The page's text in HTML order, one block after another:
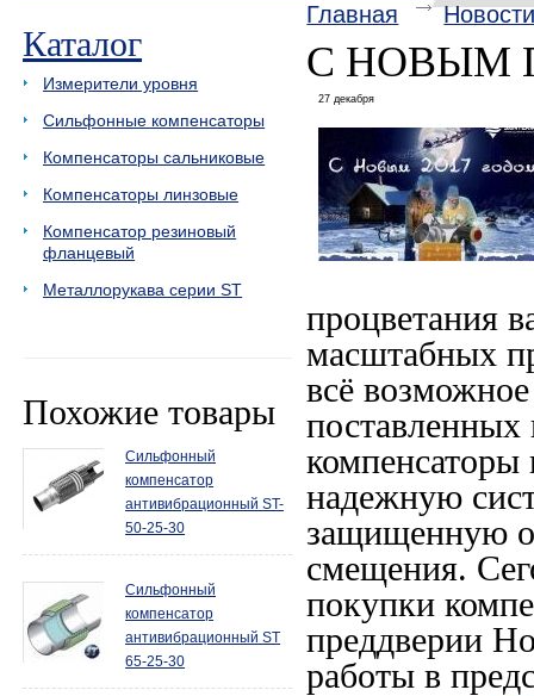
Каталог
Измерители уровня
Сильфонные компенсаторы
Компенсаторы сальниковые
Компенсаторы линзовые
Компенсатор резиновый
фланцевый
Металлорукава серии ST
Похожие товары
Сильфонный
компенсатор
антивибрационный ST-
50-25-30
Сильфонный
компенсатор
антивибрационный ST
65-25-30
Главная
С НОВЫМ
27 декабря
процветания
масштабных
всё
компенсаторы
надежную
защищенную
смещения.
покупки
преддверии
работы в